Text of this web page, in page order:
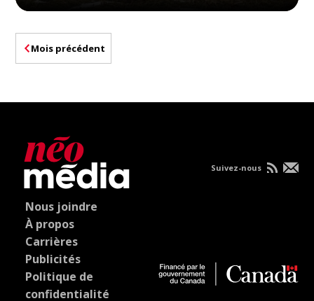
Mois précédent
Nous joindre
À propos
Carrières
Publicités
Politique de
confidentialité
Suivez-nous